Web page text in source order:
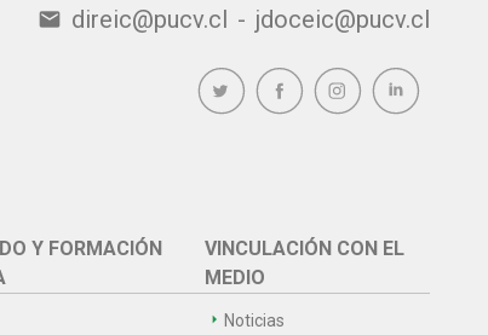
email direic@pucv.cl - jdoceic@pucv.cl
Y FORMACIÓN
VINCULACIÓN CON EL
MEDIO
Noticias